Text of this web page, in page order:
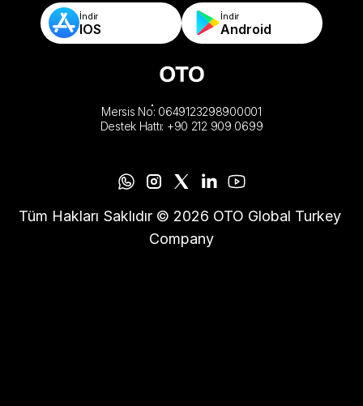
İndir
IOS
İndir
Android
Mersis No: 0649123298900001
Destek Hattı: +90 212 909 0699
Tüm Hakları Saklıdır © 2026 OTO Global Turkey
Company